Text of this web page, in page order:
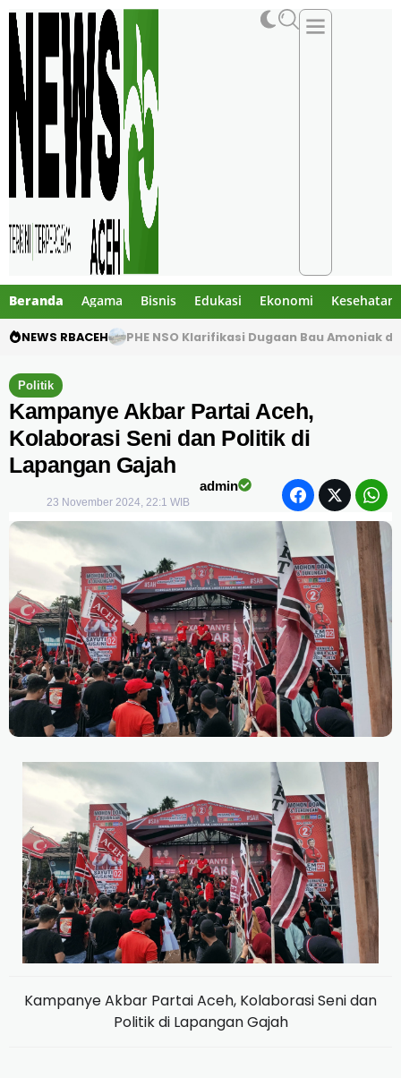
Beranda Agama Bisnis Edukasi Ekonomi Kesehatan
NEWS RBACEH Motor Pelajar Hilang di Goa Jepang
Politik
Kampanye Akbar Partai Aceh,
Kolaborasi Seni dan Politik di
Lapangan Gajah
admin
23 November 2024, 22:1 WIB
Kampanye Akbar Partai Aceh, Kolaborasi Seni dan
Politik di Lapangan Gajah